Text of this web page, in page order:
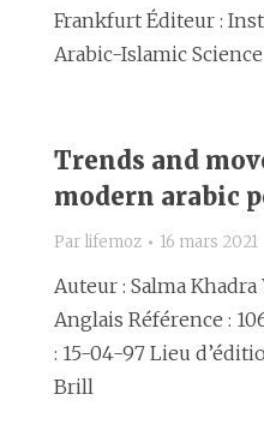
Frankfurt Éditeur :
Arabic-Islamic Science
Trends and
modern arabic
Par lifemoz 16 mars 2021
Auteur : Salma Khadra
Anglais Référence :
: 15-04-97 Lieu
Brill